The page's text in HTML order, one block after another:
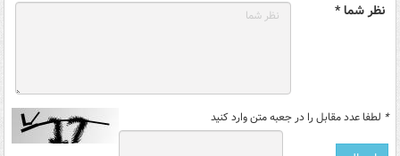
نظر شما *
* لطفا عدد مقابل را در جعبه متن وارد کنید